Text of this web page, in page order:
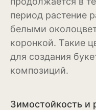
Антуриум
Бегония
Глоксиния
Диффенбахия
период растение
белыми
коронкой. Такие
для создания
композиций.
Зимостойкость и